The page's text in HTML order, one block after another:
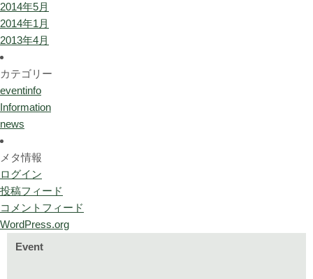
2014年5月
2014年1月
2013年4月
カテゴリー
eventinfo
Information
news
メタ情報
ログイン
投稿フィード
コメントフィード
WordPress.org
Event